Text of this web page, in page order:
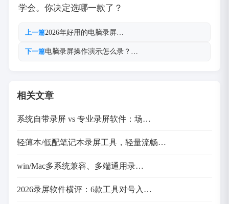
学会。你决定选哪一款了？
上一篇2026年好用的电脑录屏…
下一篇电脑录屏操作演示怎么录？…
相关文章
系统自带录屏 vs 专业录屏软件：场…
轻薄本/低配笔记本录屏工具，轻量流畅…
win/Mac多系统兼容、多端通用录…
2026录屏软件横评：6款工具对号入…